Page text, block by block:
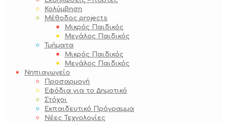
Κολύμβηση
Μέθοδος projects
Μικρός Παιδικός
Μεγάλος Παιδικός
Τμήματα
Μικρός Παιδικός
Μεγάλος Παιδικός
Νηπιαγωγείο
Προσαρμογή
Εφόδια για το Δημοτικό
Στόχοι
Εκπαιδευτικό Πρόγραμμα
Νέες Τεχνολογίες